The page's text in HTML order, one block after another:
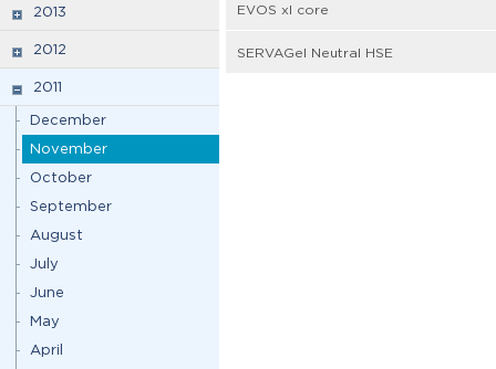
2013
2012
2011
December
November
October
September
August
July
June
May
April
EVOS xl core
SERVAGel Neutral HSE